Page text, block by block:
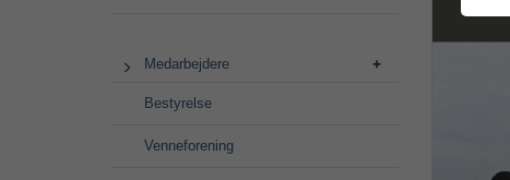
Medarbejdere
Bestyrelse
Venneforening